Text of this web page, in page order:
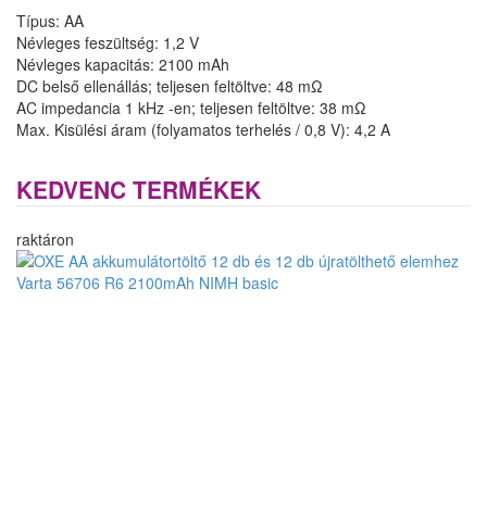
Típus: AA
Névleges feszültség: 1,2 V
Névleges kapacitás: 2100 mAh
DC belső ellenállás; teljesen feltöltve: 48 mΩ
AC impedancia 1 kHz -en; teljesen feltöltve: 38 mΩ
Max. Kisülési áram (folyamatos terhelés / 0,8 V): 4,2 A
KEDVENC TERMÉKEK
raktáron